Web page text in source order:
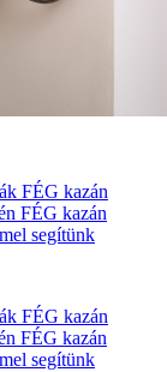
FÉG kazán
FÉG kazán
segítünk
FÉG kazán
FÉG kazán
segítünk